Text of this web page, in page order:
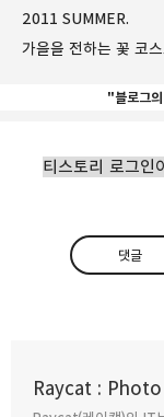
2011 SUMMER.
가을을 전하는 꽃 코
"블로그
티스토리 로그인
댓글
Raycat :